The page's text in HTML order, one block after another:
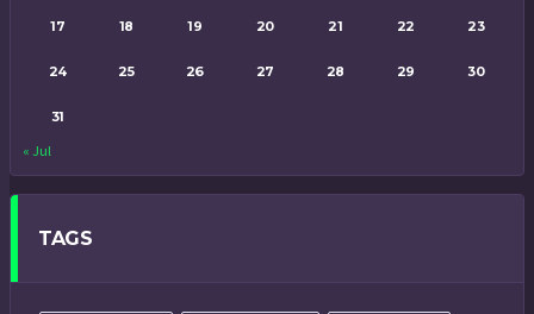
17 18 19 20 21 22 23
24 25 26 27 28 29 30
31
« Jul
TAGS